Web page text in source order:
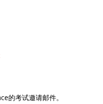
的考试邀请邮件。